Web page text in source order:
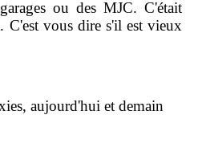
ou des MJC. C'était
C'est vous dire s'il est vieux
aujourd'hui et demain